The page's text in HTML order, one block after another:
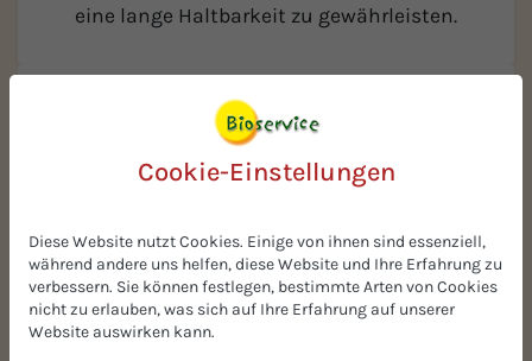
eine lange Haltbarkeit zu gewährleisten.
Cookie-Einstellungen
Diese Website nutzt Cookies. Einige von ihnen sind essenziell,
während andere uns helfen, diese Website und Ihre Erfahrung zu
verbessern. Sie können festlegen, bestimmte Arten von Cookies
nicht zu erlauben, was sich auf Ihre Erfahrung auf unserer
Website auswirken kann.